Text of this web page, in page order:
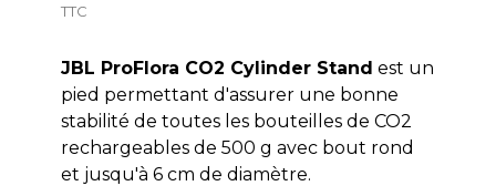
TTC
JBL ProFlora CO2 Cylinder Stand est un
pied permettant d'assurer une bonne
stabilité de toutes les bouteilles de CO2
rechargeables de 500 g avec bout rond
et jusqu'à 6 cm de diamètre.